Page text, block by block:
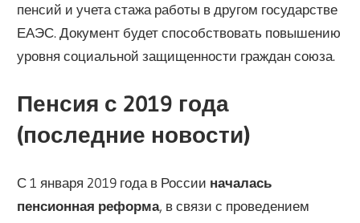
пенсий и учета стажа работы в другом государстве
ЕАЭС. Документ будет способствовать повышению
уровня социальной защищенности граждан союза.
Пенсия с 2019 года
(последние новости)
С 1 января 2019 года в России началась
пенсионная реформа, в связи с проведением